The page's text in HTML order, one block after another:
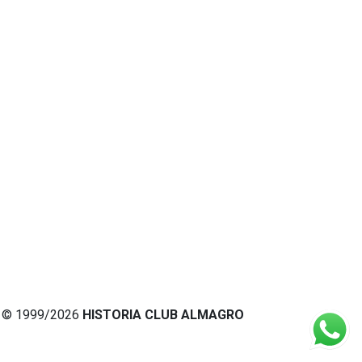
© 1999/2026 HISTORIA CLUB ALMAGRO